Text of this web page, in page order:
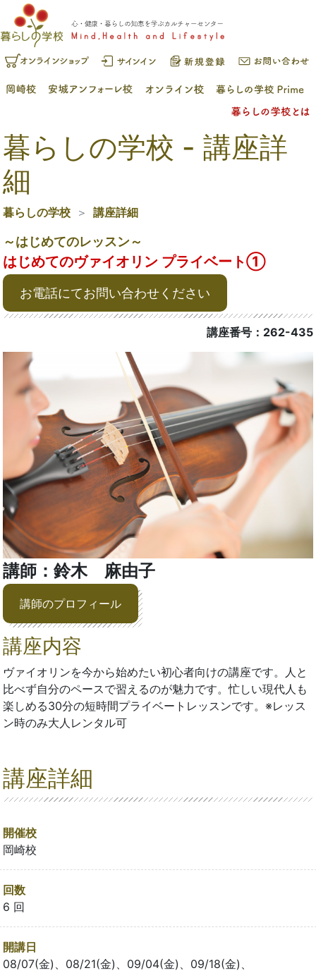
暮らしの学校 - 講座詳
細
暮らしの学校 講座詳細
～はじめてのレッスン～
はじめてのヴァイオリン プライベート①
お電話にてお問い合わせください
講座番号：262-435
講師：鈴木 麻由子
講師のプロフィール
講座内容
ヴァイオリンを今から始めたい初心者向けの講座です。人と
比べず自分のペースで習えるのが魅力です。忙しい現代人も
楽しめる30分の短時間プライベートレッスンです。※レッス
ン時のみ大人レンタル可
講座詳細
開催校
岡崎校
回数
6 回
開講日
08/07(金)、08/21(金)、09/04(金)、09/18(金)、